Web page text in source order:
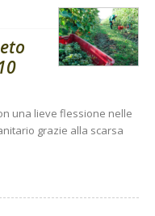
una lieve flessione nelle
grazie alla scarsa